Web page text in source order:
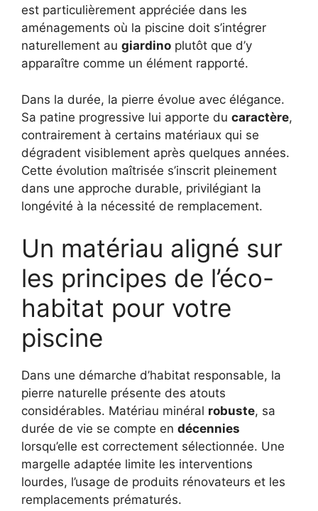
est particulièrement appréciée dans les
aménagements où la piscine doit s’intégrer
naturellement au giardino plutôt que d’y
apparaître comme un élément rapporté.
Dans la durée, la pierre évolue avec élégance.
Sa patine progressive lui apporte du caractère,
contrairement à certains matériaux qui se
dégradent visiblement après quelques années.
Cette évolution maîtrisée s’inscrit pleinement
dans une approche durable, privilégiant la
longévité à la nécessité de remplacement.
Un matériau aligné sur
les principes de l’éco-
habitat pour votre
piscine
Dans une démarche d’habitat responsable, la
pierre naturelle présente des atouts
considérables. Matériau minéral robuste, sa
durée de vie se compte en décennies
lorsqu’elle est correctement sélectionnée. Une
margelle adaptée limite les interventions
lourdes, l’usage de produits rénovateurs et les
remplacements prématurés.